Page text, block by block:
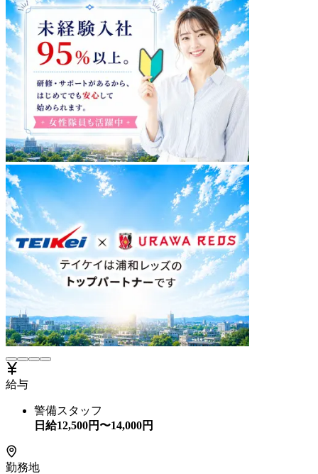
給与
警備スタッフ
日給12,500円〜14,000円
勤務地